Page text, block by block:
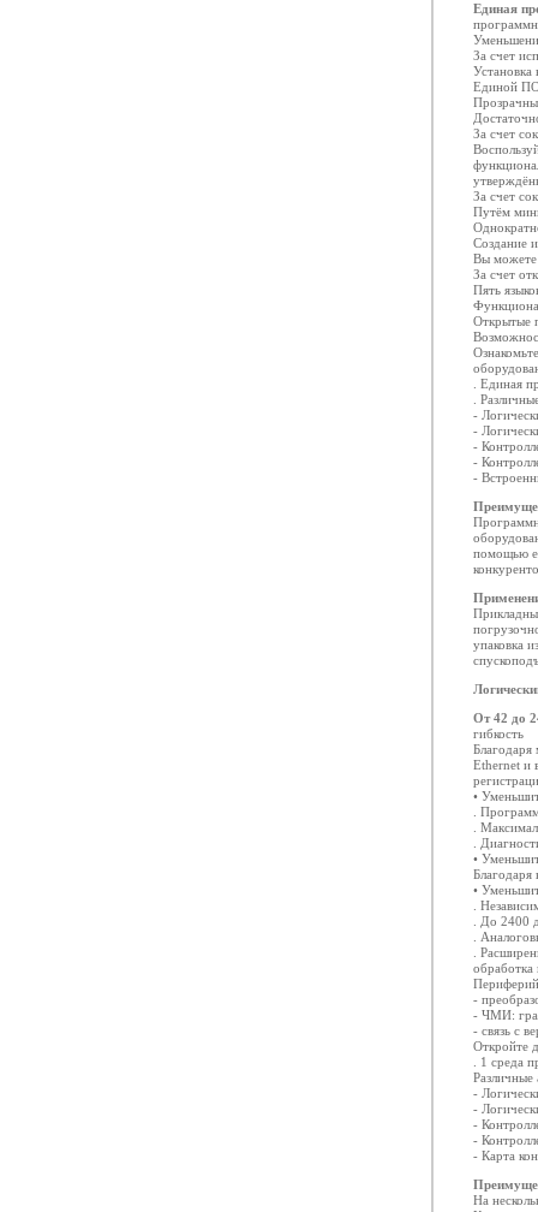
Единая
За счет
Установка
Единой ПО
За счет
За счет
Путём
Создание
Вы можете
За счет
Пять
Открытые
. Единая
.
-
-
-
-
-
помощью
упаковка
От 42 до
гибкость
Ethernet и
•
.
.
.
•
•
.
. До 2400
.
.
-
- ЧМИ:
- связь с
Откройте
. 1 среда
-
-
-
-
- Карта
На